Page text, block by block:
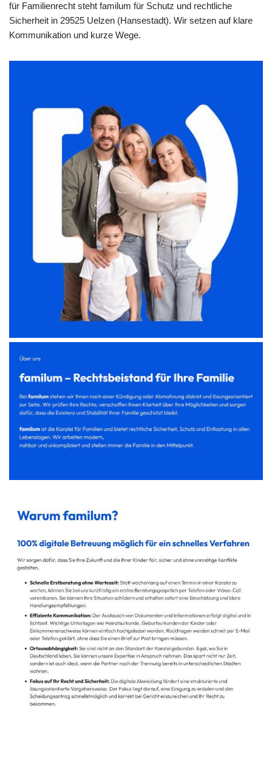
für Familienrecht steht familum für Schutz und rechtliche
Sicherheit in 29525 Uelzen (Hansestadt). Wir setzen auf klare
Kommunikation und kurze Wege.